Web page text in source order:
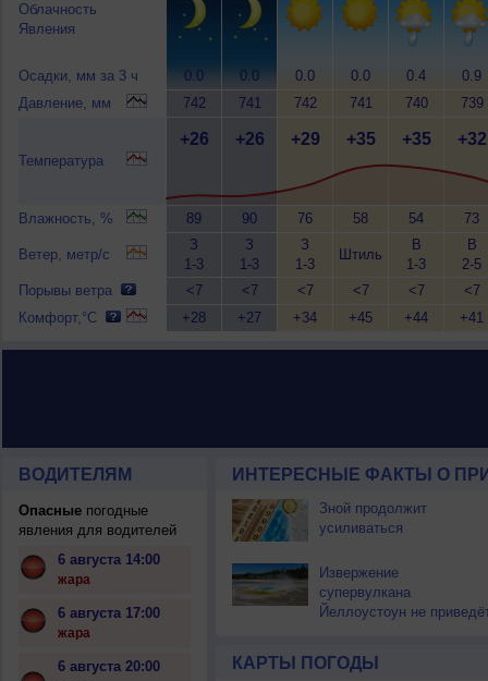
Облачность
Явления
Осадки, мм за 3 ч
Давление, мм
Температура
Влажность, %
Ветер, метр/с
Порывы ветра
Комфорт,°C
0.0
742
+26
89
З
1-3
<7
+28
0.0
741
+26
90
З
1-3
<7
+27
0.0
742
+29
76
З
1-3
<7
+34
0.0
741
+35
58
Штиль
<7
+45
0.4
740
+35
54
В
1-3
<7
+44
0.9
739
+32
73
В
2-5
<7
+41
ВОДИТЕЛЯМ
Опасныепогодные
явления для водителей
6 августа 14:00
жара
6 августа 17:00
жара
6 августа 20:00
ИНТЕРЕСНЫЕ ФАКТЫ О
Зной продолжит
усиливаться
Извержение
супервулкана
Йеллоустоун не
КАРТЫ ПОГОДЫ